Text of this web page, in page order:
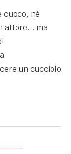
cuoco, né
attore... ma
un cucciolo